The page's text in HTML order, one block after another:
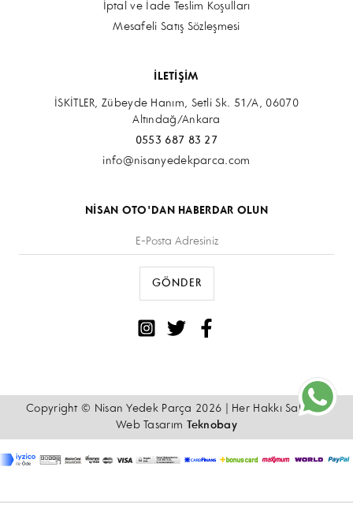
İptal ve İade Teslim Koşulları
Mesafeli Satış Sözleşmesi
İLETİŞİM
İSKİTLER, Zübeyde Hanım, Setli Sk. 51/A, 06070
Altındağ/Ankara
0553 687 83 27
info@nisanyedekparca.com
NİSAN OTO'DAN HABERDAR OLUN
Copyright © Nisan Yedek Parça 2026 | Her Hakkı Saklıdır.
Web Tasarım
Teknobay